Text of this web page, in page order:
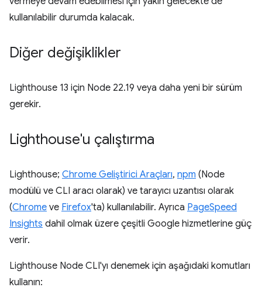
kullanılabilir durumda kalacak.
Diğer değişiklikler
Lighthouse 13 için Node 22.19 veya daha yeni bir sürüm
gerekir.
Lighthouse'u çalıştırma
Lighthouse; Chrome Geliştirici Araçları, npm (Node
modülü ve CLI aracı olarak) ve tarayıcı uzantısı olarak
(Chrome ve Firefox'ta) kullanılabilir. Ayrıca PageSpeed
Insights dahil olmak üzere çeşitli Google hizmetlerine güç
verir.
Lighthouse Node CLI'yı denemek için aşağıdaki komutları
kullanın: